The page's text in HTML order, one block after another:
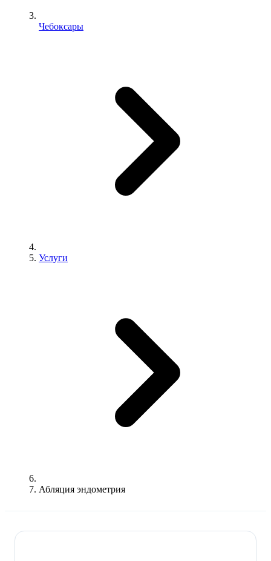
Чебоксары
Услуги
Абляция эндометрия